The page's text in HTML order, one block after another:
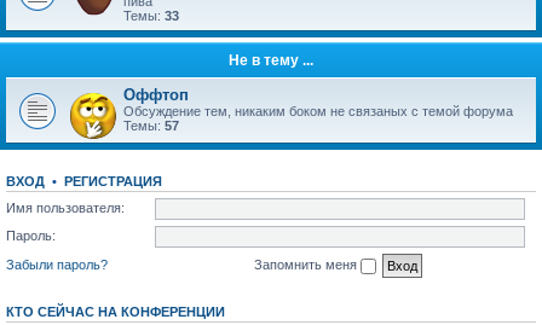
Темы: 33
Не в тему ...
Оффтоп
Обсуждение тем, никаким боком не связаных с темой форума
Темы: 57
ВХОД • РЕГИСТРАЦИЯ
Имя пользователя:
Пароль:
Забыли пароль?
Запомнить меня
КТО СЕЙЧАС НА КОНФЕРЕНЦИИ